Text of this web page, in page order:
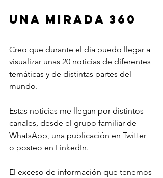
Una mirada 360
Creo que durante el día puedo llegar a
visualizar unas 20 noticias de diferentes
temáticas y de distintas partes del
mundo.
Estas noticias me llegan por distintos
canales, desde el grupo familiar de
WhatsApp, una publicación en Twitter
o posteo en LinkedIn.
El exceso de información que tenemos